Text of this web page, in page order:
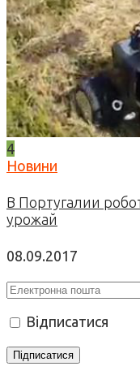
4
Новини
В Португалии
урожай
08.09.2017
Відписатися